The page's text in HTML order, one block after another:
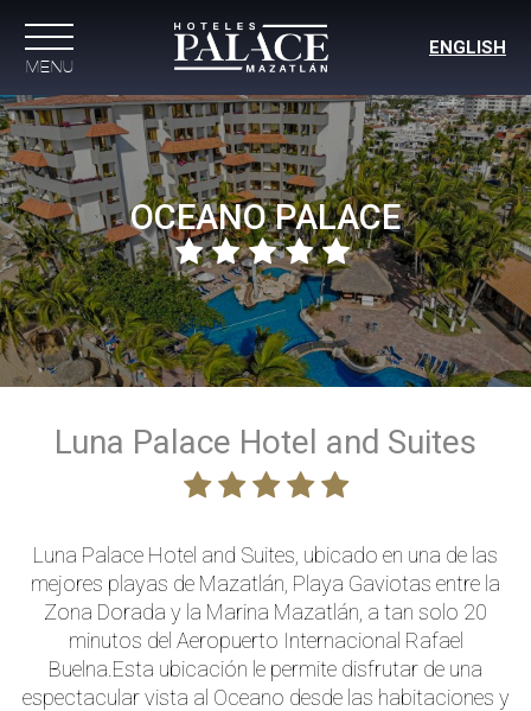
ENGLISH
MENU
Reserva tu hotel en Mazatlan frente al mar
OCEANO PALACE
Luna Palace Hotel and Suites
Luna Palace Hotel and Suites, ubicado en una de las
mejores playas de Mazatlán, Playa Gaviotas entre la
Zona Dorada y la Marina Mazatlán, a tan solo 20
minutos del Aeropuerto Internacional Rafael
Buelna.Esta ubicación le permite disfrutar de una
espectacular vista al Oceano desde las habitaciones y